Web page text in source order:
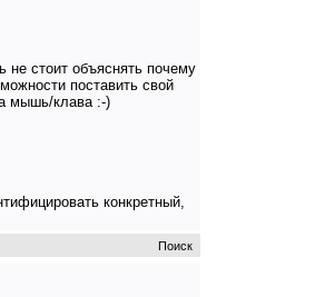
стоит объяснять почему
поставить свой
мышь/клава :-)
конкретный,
Поиск